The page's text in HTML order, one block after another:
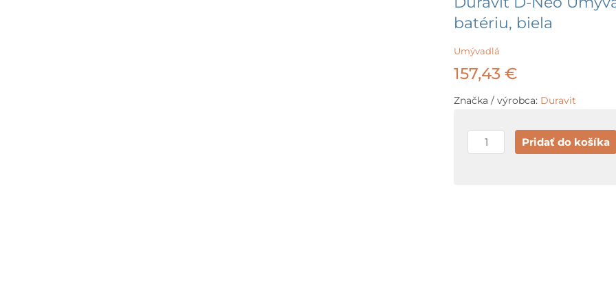
batériu, biela
Umývadlá
157,43 €
Značka / výrobca: Duravit
množstvo
Duravit
Pridať do košíka